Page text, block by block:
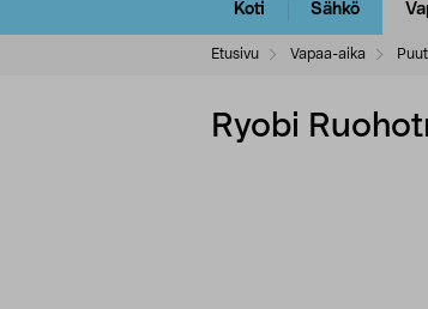
Koti Sähkö
Etusivu Vapaa-aika
Ryobi